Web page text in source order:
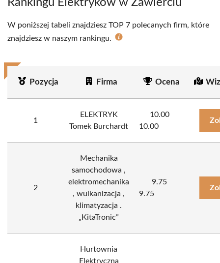
Rankingu Elektryków w Zawierciu
W poniższej tabeli znajdziesz TOP 7 polecanych firm, które
znajdziesz w naszym rankingu.
Pozycja Firma Ocena
1
ELEKTRYK
Tomek Burchardt
10.00
10.00
2
Mechanika
samochodowa ,
elektromechanika
, wulkanizacja ,
klimatyzacja .
„KitaTronic”
9.75
9.75
Hurtownia
Elektryczna